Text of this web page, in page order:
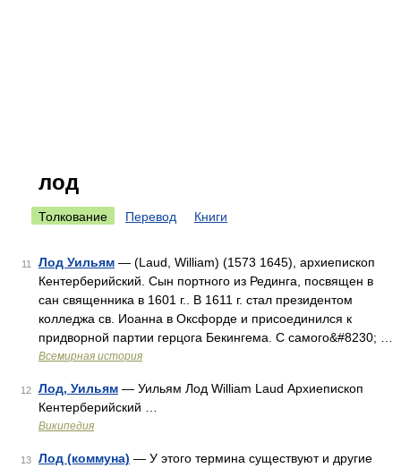
лод
Толкование Перевод Книги
11 Лод Уильям — (Laud, William) (1573 1645), архиепископ
Кентерберийский. Сын портного из Рединга, посвящен в
сан священника в 1601 г.. В 1611 г. стал президентом
колледжа св. Иоанна в Оксфорде и присоединился к
придворной партии герцога Бекингема. С самого&#8230; …
Всемирная история
12 Лод, Уильям — Уильям Лод William Laud Архиепископ
Кентерберийский …
Википедия
13 Лод (коммуна) — У этого термина существуют и другие